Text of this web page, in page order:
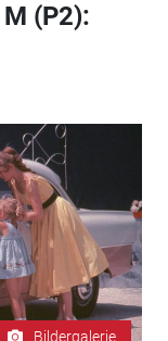
(P2):
Bildergalerie